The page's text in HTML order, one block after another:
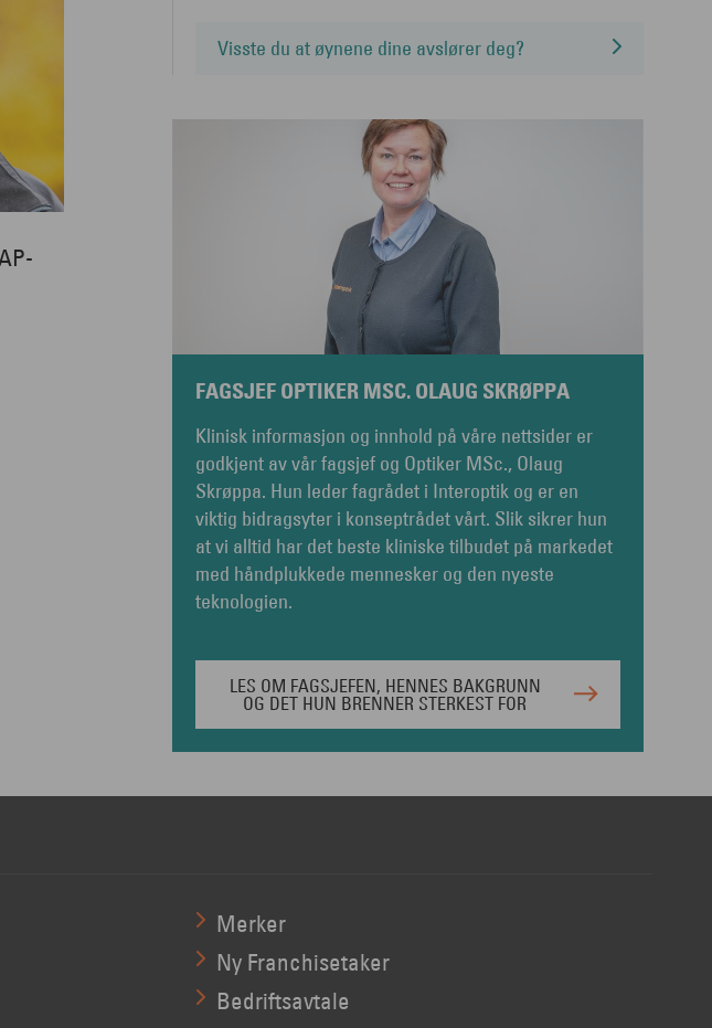
Visste du at øynene dine avslører deg?
FAGSJEF OPTIKER MSC. OLAUG SKRØPPA
Klinisk informasjon og innhold på våre nettsider er
godkjent av vår fagsjef og Optiker MSc., Olaug
Skrøppa. Hun leder fagrådet i Interoptik og er en
viktig bidragsyter i konseptrådet vårt. Slik sikrer hun
at vi alltid har det beste kliniske tilbudet på markedet
med håndplukkede mennesker og den nyeste
teknologien.
LES OM FAGSJEFEN, HENNES BAKGRUNN
OG DET HUN BRENNER STERKEST FOR
Merker
Ny Franchisetaker
Bedriftsavtale